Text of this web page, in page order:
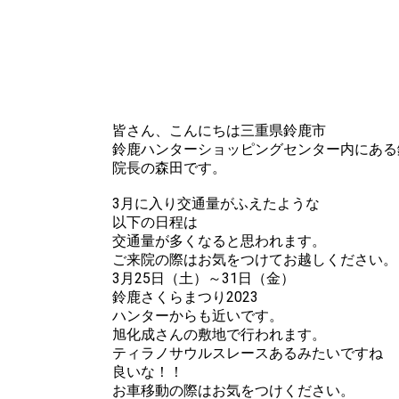
皆さん、こんにちは三重県鈴鹿市
鈴鹿ハンターショッピングセンター内にあ
院長の森田です。
3月に入り交通量がふえたような
以下の日程は
交通量が多くなると思われます。
ご来院の際はお気をつけてお越しください。
3月25日（土）～31日（金）
鈴鹿さくらまつり2023
ハンターからも近いです。
旭化成さんの敷地で行われます。
ティラノサウルスレースあるみたいですね
良いな！！
お車移動の際はお気をつけください。